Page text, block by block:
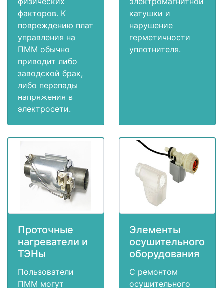
факторов. К
повреждению плат
управления на
ПММ обычно
приводит либо
заводской брак,
либо перепады
напряжения в
электросети.
катушки и
нарушение
герметичности
уплотнителя.
Проточные
нагреватели и
ТЭНы
Пользователи
ПММ могут
Элементы
осушительного
оборудования
С ремонтом
осушительного